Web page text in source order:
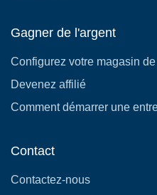
Gagner de l'argent
Configurez votre magasin
Devenez affilié
Comment démarrer une
Contact
Contactez-nous